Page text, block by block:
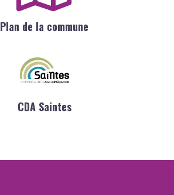
Plan de la commune
CDA Saintes